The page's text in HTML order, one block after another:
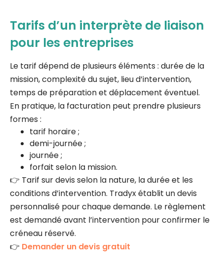
Tarifs d’un interprète de liaison
pour les entreprises
Le tarif dépend de plusieurs éléments : durée de la
mission, complexité du sujet, lieu d’intervention,
temps de préparation et déplacement éventuel.
En pratique, la facturation peut prendre plusieurs
formes :
tarif horaire ;
demi-journée ;
journée ;
forfait selon la mission.
👉 Tarif sur devis selon la nature, la durée et les
conditions d’intervention. Tradyx établit un devis
personnalisé pour chaque demande. Le règlement
est demandé avant l’intervention pour confirmer le
créneau réservé.
👉 Demander un devis gratuit